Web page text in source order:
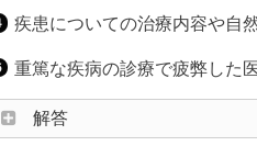
疾患についての治療内容や自
重篤な疾病の診療で疲弊した
解答